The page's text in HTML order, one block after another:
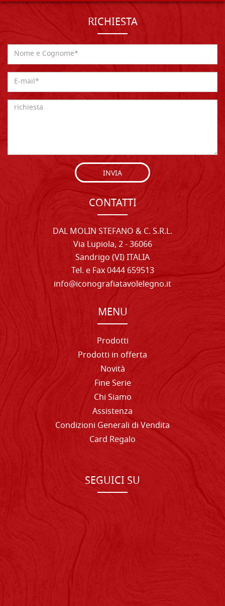
RICHIESTA
INVIA
CONTATTI
DAL MOLIN STEFANO & C. S.R.L.
Via Lupiola, 2 - 36066
Sandrigo (VI) ITALIA
Tel. e Fax 0444 659513
info@iconografiatavolelegno.it
MENU
Prodotti
Prodotti in offerta
Novità
Fine Serie
Chi Siamo
Assistenza
Condizioni Generali di Vendita
Card Regalo
SEGUICI SU